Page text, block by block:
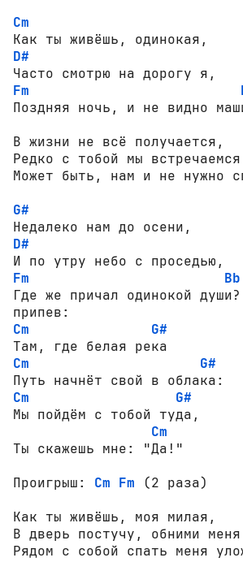
Cm
D#
Fm
Поздняя ночь, и не видно
В жизни не всё получается,
Редко с тобой мы
Может быть, нам и не нужно
G#
D#
Fm
Bb
Где же причал одинокой души?
Cm
G#
Cm
G#
Cm
G#
Мы пойдём с тобой туда,
Cm
Ты скажешь мне: "Да!"
Проигрыш: Cm Fm (2 раза)
Как ты живёшь, моя милая,
В дверь постучу, обними
Рядом с собой спать меня